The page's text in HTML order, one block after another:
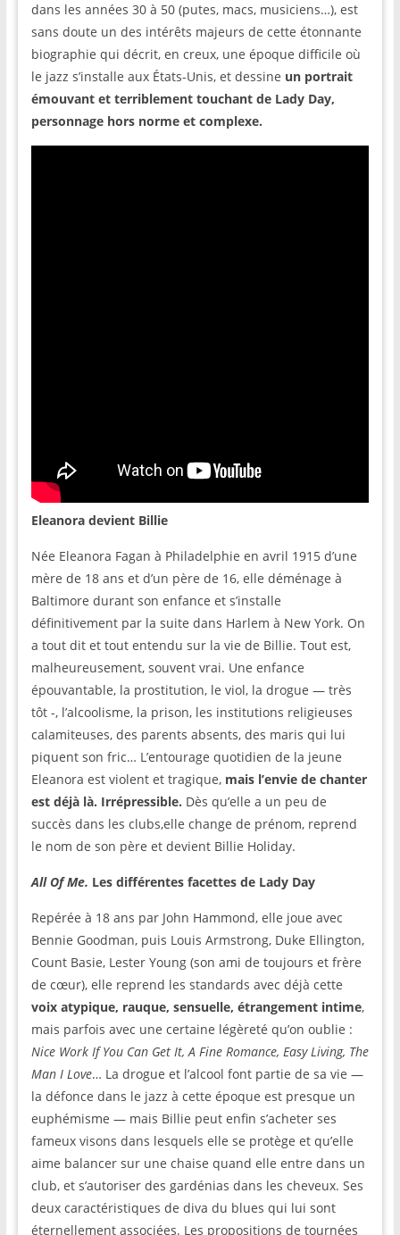
dans les années 30 à 50 (putes, macs, musiciens…), est
sans doute un des intérêts majeurs de cette étonnante
biographie qui décrit, en creux, une époque difficile où
le jazz s’installe aux États-Unis, et dessine un portrait
émouvant et terriblement touchant de Lady Day,
personnage hors norme et complexe.
Eleanora devient Billie
Née Eleanora Fagan à Philadelphie en avril 1915 d’une
mère de 18 ans et d’un père de 16, elle déménage à
Baltimore durant son enfance et s’installe
définitivement par la suite dans Harlem à New York. On
a tout dit et tout entendu sur la vie de Billie. Tout est,
malheureusement, souvent vrai. Une enfance
épouvantable, la prostitution, le viol, la drogue — très
tôt -, l’alcoolisme, la prison, les institutions religieuses
calamiteuses, des parents absents, des maris qui lui
piquent son fric… L’entourage quotidien de la jeune
Eleanora est violent et tragique, mais l’envie de chanter
est déjà là. Irrépressible. Dès qu’elle a un peu de
succès dans les clubs,elle change de prénom, reprend
le nom de son père et devient Billie Holiday.
All Of Me. Les différentes facettes de Lady Day
Repérée à 18 ans par John Hammond, elle joue avec
Bennie Goodman, puis Louis Armstrong, Duke Ellington,
Count Basie, Lester Young (son ami de toujours et frère
de cœur), elle reprend les standards avec déjà cette
voix atypique, rauque, sensuelle, étrangement intime,
mais parfois avec une certaine légèreté qu’on oublie :
Nice Work If You Can Get It, A Fine Romance, Easy Living, The
Man I Love… La drogue et l’alcool font partie de sa vie —
la défonce dans le jazz à cette époque est presque un
euphémisme — mais Billie peut enfin s’acheter ses
fameux visons dans lesquels elle se protège et qu’elle
aime balancer sur une chaise quand elle entre dans un
club, et s’autoriser des gardénias dans les cheveux. Ses
deux caractéristiques de diva du blues qui lui sont
éternellement associées. Les propositions de tournées